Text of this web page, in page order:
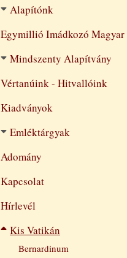
Filtered
navigation
Alapítónk
Egymillió Imádkozó Magyar
Mindszenty Alapítvány
Vértanúink - Hitvallóink
Kiadványok
Emléktárgyak
Adomány
Kapcsolat
Hírlevél
Kis Vatikán
Bernardinum